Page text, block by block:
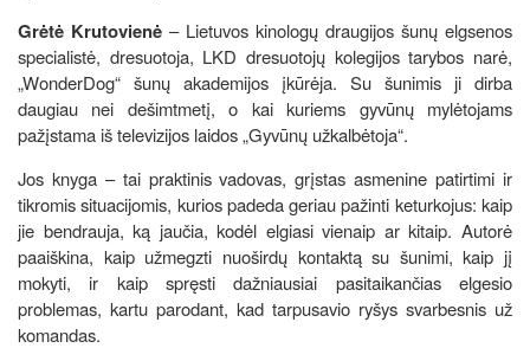
Grėtė Krutovienė – Lietuvos kinologų draugijos šunų elgsenos
specialistė, dresuotoja, LKD dresuotojų kolegijos tarybos narė,
„WonderDog“ šunų akademijos įkūrėja. Su šunimis ji dirba
daugiau nei dešimtmetį, o kai kuriems gyvūnų mylėtojams
pažįstama iš televizijos laidos „Gyvūnų užkalbėtoja“.
Jos knyga – tai praktinis vadovas, grįstas asmenine patirtimi ir
tikromis situacijomis, kurios padeda geriau pažinti keturkojus: kaip
jie bendrauja, ką jaučia, kodėl elgiasi vienaip ar kitaip. Autorė
paaiškina, kaip užmegzti nuoširdų kontaktą su šunimi, kaip jį
mokyti, ir kaip spręsti dažniausiai pasitaikančias elgesio
problemas, kartu parodant, kad tarpusavio ryšys svarbesnis už
komandas.